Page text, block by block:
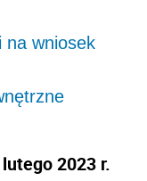
na wniosek
2023 r.